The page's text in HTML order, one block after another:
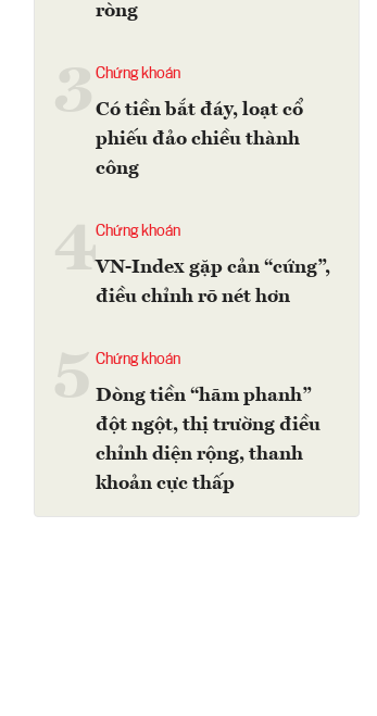
ròng
Chứng khoán
Có tiền bắt đáy, loạt cổ
phiếu đảo chiều thành
công
4Chứng khoán
VN-Index gặp cản “cứng”,
điều chỉnh rõ nét hơn
Chứng khoán
Dòng tiền “hãm phanh”
đột ngột, thị trường điều
chỉnh diện rộng, thanh
khoản cực thấp